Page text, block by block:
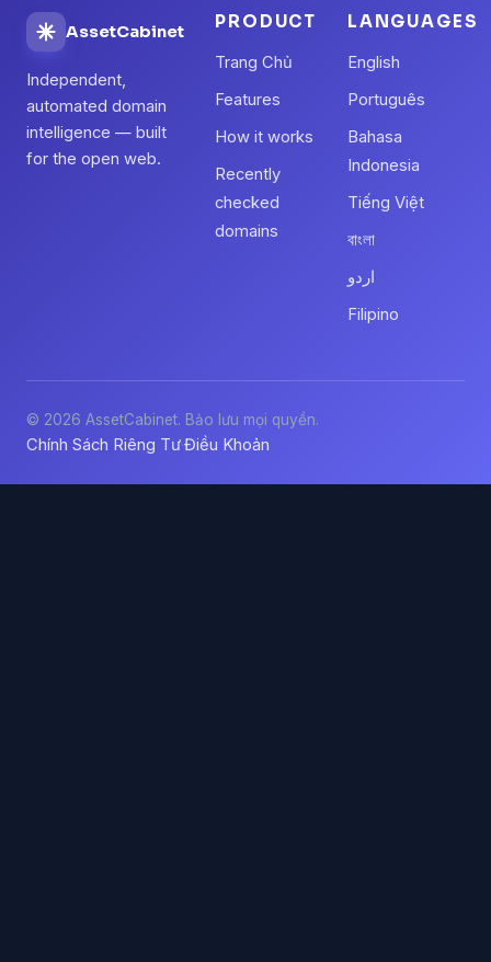
AssetCabinet
Independent,
automated domain
intelligence — built
for the open web.
PRODUCT
Trang Chủ
Features
How it works
Recently
checked
domains
LANGUAGES
English
Português
Bahasa
Indonesia
Tiếng Việt
বাংলা
اردو
Filipino
© 2026 AssetCabinet. Bảo lưu mọi quyền.
Chính Sách Riêng Tư·Điều Khoản